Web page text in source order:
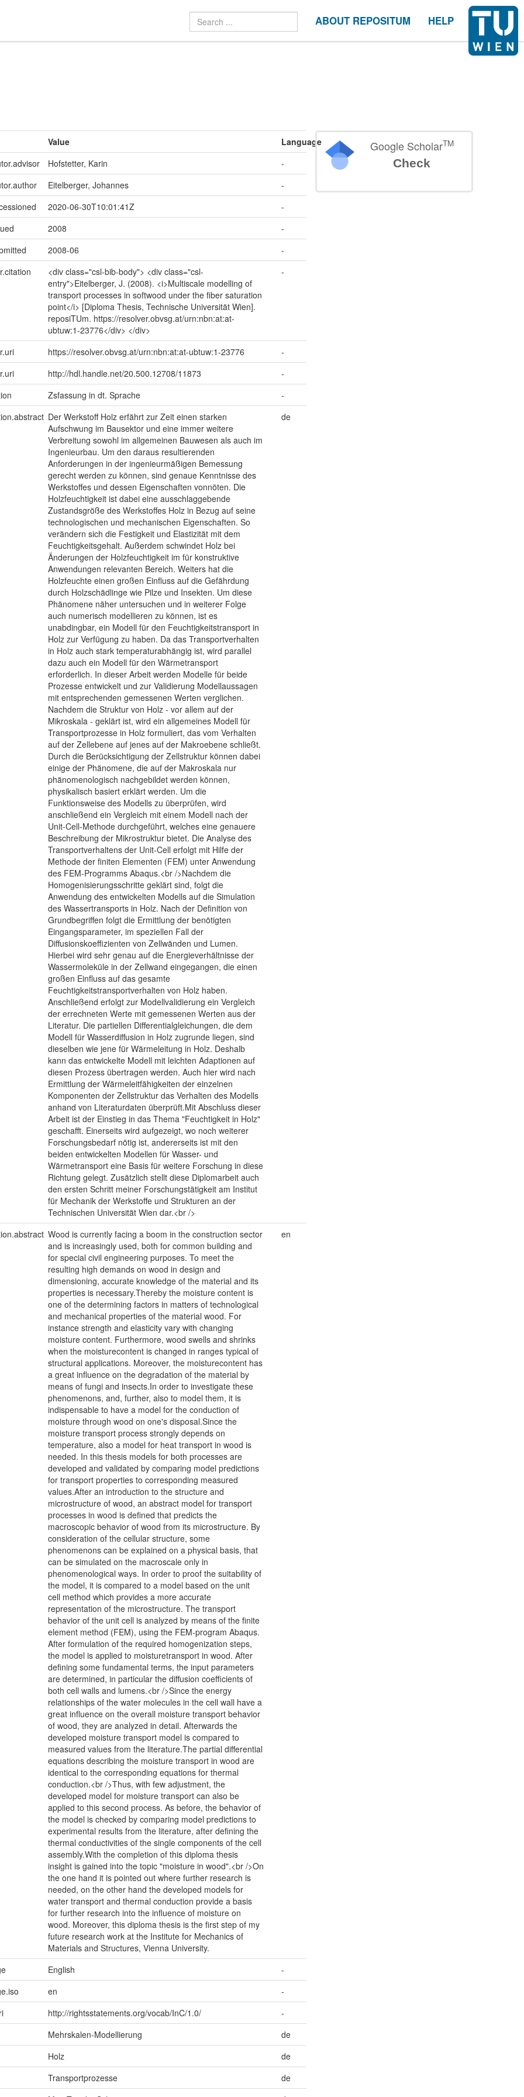
ABOUT REPOSITUM HELP
Value
Language
Hofstetter, Karin
-
Eitelberger, Johannes
-
2020-06-30T10:01:41Z
-
2008
-
2008-06
-
<div class="csl-bib-body"> <div class="csl-
entry">Eitelberger, J. (2008). <i>Multiscale modelling of
transport processes in softwood under the fiber saturation
point</i> [Diploma Thesis, Technische Universität Wien].
reposiTUm. https://resolver.obvsg.at/urn:nbn:at:at-
ubtuw:1-23776</div> </div>
-
https://resolver.obvsg.at/urn:nbn:at:at-ubtuw:1-23776
-
http://hdl.handle.net/20.500.12708/11873
-
Zsfassung in dt. Sprache
-
Der Werkstoff Holz erfährt zur Zeit einen starken
Aufschwung im Bausektor und eine immer weitere
Verbreitung sowohl im allgemeinen Bauwesen als auch im
Ingenieurbau. Um den daraus resultierenden
Anforderungen in der ingenieurmäßigen Bemessung
gerecht werden zu können, sind genaue Kenntnisse des
Werkstoffes und dessen Eigenschaften vonnöten. Die
Holzfeuchtigkeit ist dabei eine ausschlaggebende
Zustandsgröße des Werkstoffes Holz in Bezug auf seine
technologischen und mechanischen Eigenschaften. So
verändern sich die Festigkeit und Elastizität mit dem
Feuchtigkeitsgehalt. Außerdem schwindet Holz bei
Änderungen der Holzfeuchtigkeit im für konstruktive
Anwendungen relevanten Bereich. Weiters hat die
Holzfeuchte einen großen Einfluss auf die Gefährdung
durch Holzschädlinge wie Pilze und Insekten. Um diese
Phänomene näher untersuchen und in weiterer Folge
auch numerisch modellieren zu können, ist es
unabdingbar, ein Modell für den Feuchtigkeitstransport in
Holz zur Verfügung zu haben. Da das Transportverhalten
in Holz auch stark temperaturabhängig ist, wird parallel
dazu auch ein Modell für den Wärmetransport
erforderlich. In dieser Arbeit werden Modelle für beide
Prozesse entwickelt und zur Validierung Modellaussagen
mit entsprechenden gemessenen Werten verglichen.
Nachdem die Struktur von Holz - vor allem auf der
Mikroskala - geklärt ist, wird ein allgemeines Modell für
Transportprozesse in Holz formuliert, das vom Verhalten
auf der Zellebene auf jenes auf der Makroebene schließt.
Durch die Berücksichtigung der Zellstruktur können dabei
einige der Phänomene, die auf der Makroskala nur
phänomenologisch nachgebildet werden können,
physikalisch basiert erklärt werden. Um die
Funktionsweise des Modells zu überprüfen, wird
anschließend ein Vergleich mit einem Modell nach der
Unit-Cell-Methode durchgeführt, welches eine genauere
Beschreibung der Mikrostruktur bietet. Die Analyse des
Transportverhaltens der Unit-Cell erfolgt mit Hilfe der
Methode der finiten Elementen (FEM) unter Anwendung
des FEM-Programms Abaqus.<br />Nachdem die
Homogenisierungsschritte geklärt sind, folgt die
Anwendung des entwickelten Modells auf die Simulation
des Wassertransports in Holz. Nach der Definition von
Grundbegriffen folgt die Ermittlung der benötigten
Eingangsparameter, im speziellen Fall der
Diffusionskoeffizienten von Zellwänden und Lumen.
Hierbei wird sehr genau auf die Energieverhältnisse der
Wassermoleküle in der Zellwand eingegangen, die einen
großen Einfluss auf das gesamte
Feuchtigkeitstransportverhalten von Holz haben.
Anschließend erfolgt zur Modellvalidierung ein Vergleich
der errechneten Werte mit gemessenen Werten aus der
Literatur. Die partiellen Differentialgleichungen, die dem
Modell für Wasserdiffusion in Holz zugrunde liegen, sind
dieselben wie jene für Wärmeleitung in Holz. Deshalb
kann das entwickelte Modell mit leichten Adaptionen auf
diesen Prozess übertragen werden. Auch hier wird nach
Ermittlung der Wärmeleitfähigkeiten der einzelnen
Komponenten der Zellstruktur das Verhalten des Modells
anhand von Literaturdaten überprüft.Mit Abschluss dieser
Arbeit ist der Einstieg in das Thema "Feuchtigkeit in Holz"
geschafft. Einerseits wird aufgezeigt, wo noch weiterer
Forschungsbedarf nötig ist, andererseits ist mit den
beiden entwickelten Modellen für Wasser- und
Wärmetransport eine Basis für weitere Forschung in diese
Richtung gelegt. Zusätzlich stellt diese Diplomarbeit auch
den ersten Schritt meiner Forschungstätigkeit am Institut
für Mechanik der Werkstoffe und Strukturen an der
Technischen Universität Wien dar.<br />
de
Wood is currently facing a boom in the construction sector
and is increasingly used, both for common building and
for special civil engineering purposes. To meet the
resulting high demands on wood in design and
dimensioning, accurate knowledge of the material and its
properties is necessary.Thereby the moisture content is
one of the determining factors in matters of technological
and mechanical properties of the material wood. For
instance strength and elasticity vary with changing
moisture content. Furthermore, wood swells and shrinks
when the moisturecontent is changed in ranges typical of
structural applications. Moreover, the moisturecontent has
a great influence on the degradation of the material by
means of fungi and insects.In order to investigate these
phenomenons, and, further, also to model them, it is
indispensable to have a model for the conduction of
moisture through wood on one's disposal.Since the
moisture transport process strongly depends on
temperature, also a model for heat transport in wood is
needed. In this thesis models for both processes are
developed and validated by comparing model predictions
for transport properties to corresponding measured
values.After an introduction to the structure and
microstructure of wood, an abstract model for transport
processes in wood is defined that predicts the
macroscopic behavior of wood from its microstructure. By
consideration of the cellular structure, some
phenomenons can be explained on a physical basis, that
can be simulated on the macroscale only in
phenomenological ways. In order to proof the suitability of
the model, it is compared to a model based on the unit
cell method which provides a more accurate
representation of the microstructure. The transport
behavior of the unit cell is analyzed by means of the finite
element method (FEM), using the FEM-program Abaqus.
After formulation of the required homogenization steps,
the model is applied to moisturetransport in wood. After
defining some fundamental terms, the input parameters
are determined, in particular the diffusion coefficients of
both cell walls and lumens.<br />Since the energy
relationships of the water molecules in the cell wall have a
great influence on the overall moisture transport behavior
of wood, they are analyzed in detail. Afterwards the
developed moisture transport model is compared to
measured values from the literature.The partial differential
equations describing the moisture transport in wood are
identical to the corresponding equations for thermal
conduction.<br />Thus, with few adjustment, the
developed model for moisture transport can also be
applied to this second process. As before, the behavior of
the model is checked by comparing model predictions to
experimental results from the literature, after defining the
thermal conductivities of the single components of the cell
assembly.With the completion of this diploma thesis
insight is gained into the topic "moisture in wood".<br />On
the one hand it is pointed out where further research is
needed, on the other hand the developed models for
water transport and thermal conduction provide a basis
for further research into the influence of moisture on
wood. Moreover, this diploma thesis is the first step of my
future research work at the Institute for Mechanics of
Materials and Structures, Vienna University.
en
English
-
en
-
http://rightsstatements.org/vocab/InC/1.0/
-
Mehrskalen-Modellierung
de
Holz
de
Transportprozesse
de
Google ScholarTM
Check